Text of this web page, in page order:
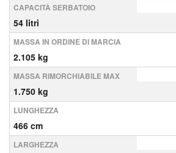
CAPACITÀ SERBATOIO
54 litri
MASSA IN ORDINE DI MARCIA
2.105 kg
MASSA RIMORCHIABILE MAX
1.750 kg
LUNGHEZZA
466 cm
LARGHEZZA